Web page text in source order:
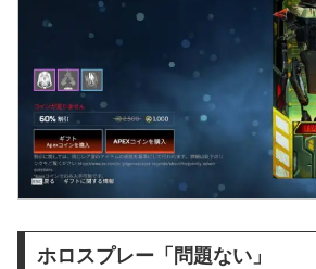
ホロスプレー「問題ない」